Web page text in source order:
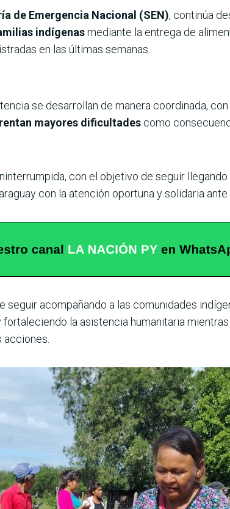
de Emergencia Nacional (SEN), continúa
indígenasmediante la entrega de
en las últimas semanas.
se desarrollan de manera coordinada,
mayores dificultades como
con el objetivo de seguir
con la atención oportuna y solidaria
seguir acompañando a las comunidades
la asistencia humanitaria
acciones.